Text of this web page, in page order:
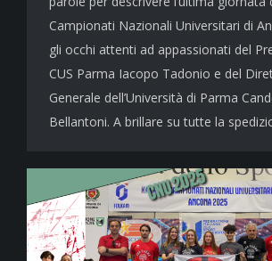
Campionati Nazionali Universitari di
gli occhi attenti ad appassionati del
CUS Parma Iacopo Tadonio e del
Generale dell’Università di Parma
Bellantoni. A brillare su tutte la